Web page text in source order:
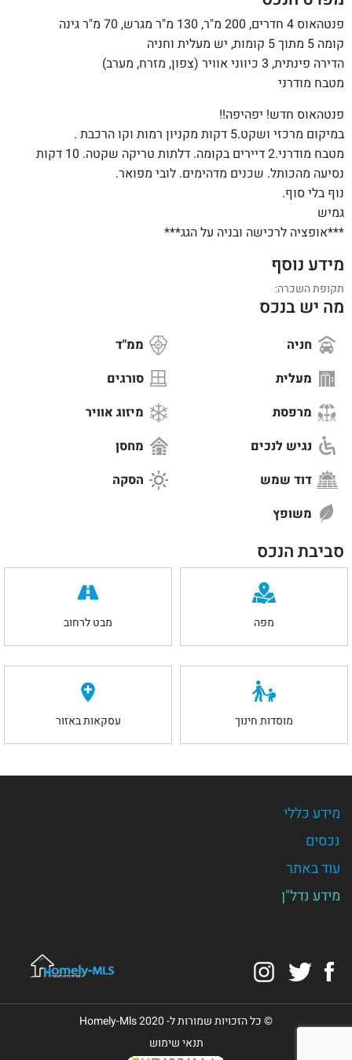
פנטהאוס 4 חדרים, 200 מ"ר, 130 מ"ר מגרש, 70 מ"ר גינה
קומה 5 מתוך 5 קומות, יש מעלית וחניה
הדירה פינתית, 3 כיווני אוויר (צפון, מזרח, מערב)
מטבח מודרני
פנטהאוס חדש! יפהיפה!!
במיקום מרכזי ושקט.5 דקות מקניון רמות וקו הרכבת .
מטבח מודרני.2 דיירים בקומה. דלתות טריקה שקטה. 10 דקות
נסיעה מהכותל. שכנים מדהימים. לובי מפואר.
נוף בלי סוף.
גמיש
***אופציה לרכישה ובניה על הגג***
מידע נוסף
תקופת השכרה:
מה יש בנכס
חניה
ממ"ד
מעלית
סורגים
מרפסת
מיזוג אוויר
נגיש לנכים
מחסן
דוד שמש
הסקה
משופץ
סביבת הנכס
מפה מבט לרחוב
מוסדות חינוך עסקאות באזור
מידע כללי
נכסים
עוד באתר
מידע נדל"ן
Facebook
Twitter
© כל הזכויות שמורות ל- Homely-Mls 2020
תנאי שימוש